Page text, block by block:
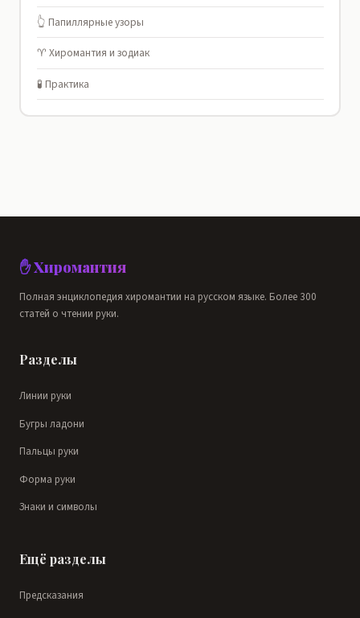
👆 Папиллярные узоры
♈ Хиромантия и зодиак
🧪 Практика
✋ Хиромантия
Полная энциклопедия хиромантии на русском языке. Более 300
статей о чтении руки.
Разделы
Линии руки
Бугры ладони
Пальцы руки
Форма руки
Знаки и символы
Ещё разделы
Предсказания